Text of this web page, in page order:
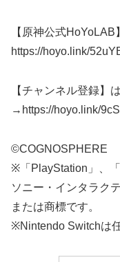
【原神公式HoYoLAB】
https://hoyo.link/
【チャンネル登録】
→https://hoyo.link/
©COGNOSPHERE
※「PlayStation」、
ソニー・インタラク
または商標です。
※Nintendo Switchは